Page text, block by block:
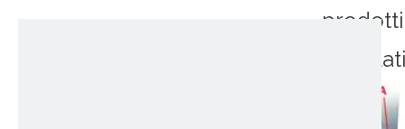
prodotti
correlati